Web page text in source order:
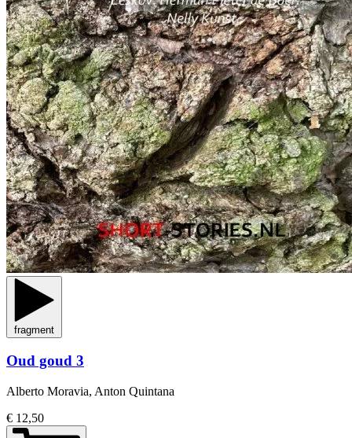
fragment
Oud goud 3
Alberto Moravia, Anton Quintana
€ 12,50